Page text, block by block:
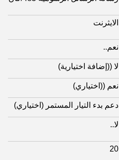
الايثرنت
نعم..
لا ((إضافة اختيارية)
نعم ((اختياري)
دعم بدء التيار المستمر (اختياري)
لا..
20